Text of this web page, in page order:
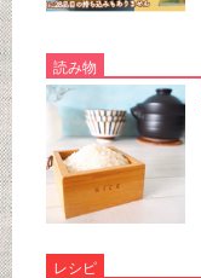
読み物
レシピ